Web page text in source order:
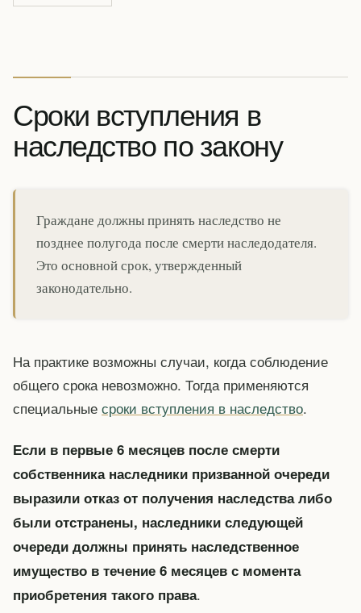
Сроки вступления в
наследство по закону
Граждане должны принять наследство не
позднее полугода после смерти наследодателя.
Это основной срок, утвержденный
законодательно.
На практике возможны случаи, когда соблюдение
общего срока невозможно. Тогда применяются
специальные сроки вступления в наследство.
Если в первые 6 месяцев после смерти
собственника наследники призванной очереди
выразили отказ от получения наследства либо
были отстранены, наследники следующей
очереди должны принять наследственное
имущество в течение 6 месяцев с момента
приобретения такого права.